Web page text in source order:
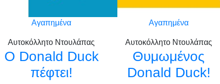
Αγαπημένα
Αυτοκόλλητο Ντουλάπας
Ο Donald Duck
πέφτει!
Αγαπημένα
Αυτοκόλλητο Ντουλάπας
Θυμωμένος
Donald Duck!